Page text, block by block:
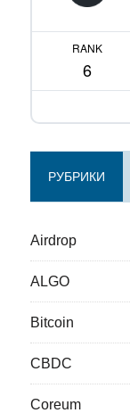
RANK
6
РУБРИКИ
Airdrop
ALGO
Bitcoin
CBDC
Coreum